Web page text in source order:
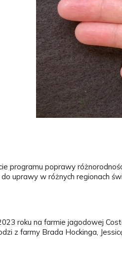
programu poprawy
uprawy w różnych regionach
roku na farmie jagodowej
z farmy Brada Hockinga,